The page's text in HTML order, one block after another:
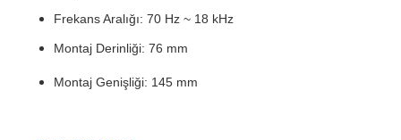
Frekans Aralığı: 70 Hz ~ 18 kHz
Montaj Derinliği: 76 mm
Montaj Genişliği: 145 mm